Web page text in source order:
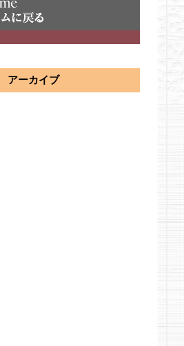
アーカイブ